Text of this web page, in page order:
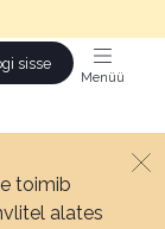
Logi sisse
toimib
alates